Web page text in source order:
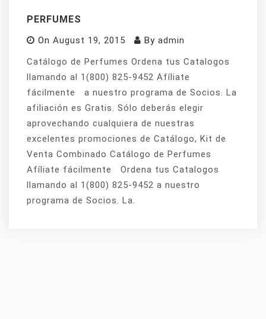
PERFUMES
On August 19, 2015 By admin
Catálogo de Perfumes Ordena tus Catalogos
llamando al 1(800) 825-9452 Afíliate
fácilmente a nuestro programa de Socios. La
afiliación es Gratis. Sólo deberás elegir
aprovechando cualquiera de nuestras
excelentes promociones de Catálogo, Kit de
Venta Combinado Catálogo de Perfumes
Afíliate fácilmente Ordena tus Catalogos
llamando al 1(800) 825-9452 a nuestro
programa de Socios. La.